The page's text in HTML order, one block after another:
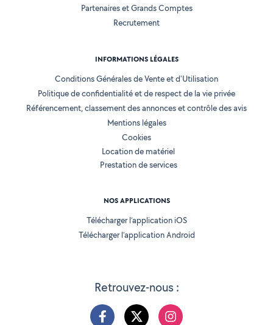
Retrouvez-nous :
Partenaires et Grands Comptes
Recrutement
INFORMATIONS LÉGALES
Conditions Générales de Vente et d'Utilisation
Politique de confidentialité et de respect de la vie privée
Référencement, classement des annonces et contrôle des avis
Mentions légales
Cookies
Location de matériel
Prestation de services
NOS APPLICATIONS
Télécharger l’application iOS
Télécharger l’application Android